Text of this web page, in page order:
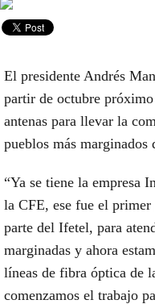
El presidente Andrés
partir de octubre
antenas para llevar la
pueblos más marginados
“Ya se tiene la empresa
la CFE, ese fue el
parte del Ifetel, para
marginadas y ahora
líneas de fibra óptica de
comenzamos el trabajo